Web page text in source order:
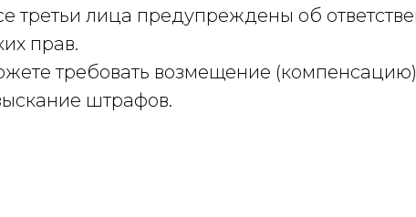
третьи лица предупреждены об
прав.
требовать возмещение
штрафов.